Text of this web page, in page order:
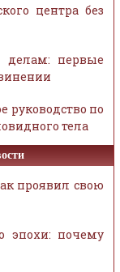
центра без
делам: первые
руководство по
тела
проявил свою
эпохи: почему